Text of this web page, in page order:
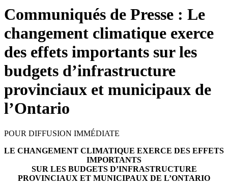
Communiqués de Presse : Le
changement climatique exerce
des effets importants sur les
budgets d’infrastructure
provinciaux et municipaux de
l’Ontario
POUR DIFFUSION IMMÉDIATE
LE CHANGEMENT CLIMATIQUE EXERCE DES EFFETS
IMPORTANTS
SUR LES BUDGETS D’INFRASTRUCTURE
PROVINCIAUX ET MUNICIPAUX DE L’ONTARIO